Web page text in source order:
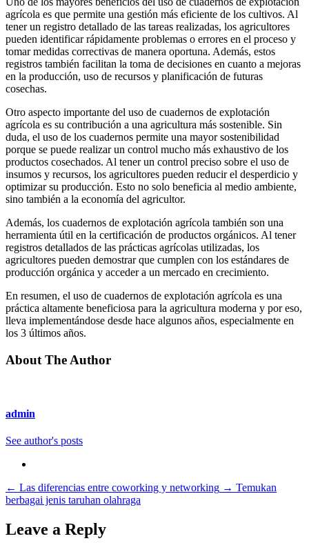
agrícola es que permite una gestión más eficiente de los cultivos. Al
tener un registro detallado de las tareas realizadas, los agricultores
pueden identificar rápidamente problemas o errores en el proceso y
tomar medidas correctivas de manera oportuna. Además, estos
registros también facilitan la toma de decisiones en cuanto a mejoras
en la producción, uso de recursos y planificación de futuras
cosechas.
Otro aspecto importante del uso de cuadernos de explotación
agrícola es su contribución a una agricultura más sostenible. Sin
duda, el uso de los cuadernos permite una mayor sostenibilidad
porque se puede realizar un control mucho más exhaustivo de los
productos cosechados. Al tener un control preciso sobre el uso de
insumos y recursos, los agricultores pueden reducir el desperdicio y
optimizar su producción. Esto no solo beneficia al medio ambiente,
sino también a la economía del agricultor.
Además, los cuadernos de explotación agrícola también son una
herramienta útil en la certificación de productos orgánicos. Al tener
registros detallados de las prácticas agrícolas utilizadas, los
agricultores pueden demostrar que cumplen con los estándares de
producción orgánica y acceder a un mercado en crecimiento.
En resumen, el uso de cuadernos de explotación agrícola es una
práctica altamente beneficiosa para la agricultura moderna y por eso,
lleva implementándose desde hace algunos años, especialmente en
los 3 últimos años.
About The Author
admin
See author's posts
← Las diferencias entre coworking y networking → Temukan
berbagai jenis taruhan olahraga
Leave a Reply